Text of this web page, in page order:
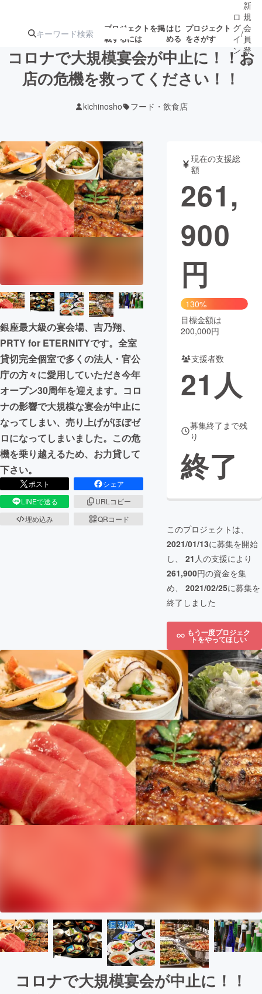
プロジェクトを掲
載するには
はじ
める
プロジェクト
をさがす
ジェクト
募集終了が近いプ
ロジェクト
アート・写真 音楽
テクノロジー・ガジェット ゲーム・サ
映像・映画
まちづくり・地域活性化
CAMPFIRE for Social Good
CAMPFIRE Creation
CAMPFIREふるさと納税machi-ya コミュニティ
ロ
グ
イ
ン
/
新
規
会
員
登
録
コロナで大規模宴会が中止に！！お
店の危機を救ってください！！
kichinosho フード・飲食店
銀座最大級の宴会場、吉乃翔、
PRTY for ETERNITYです。全室
貸切完全個室で多くの法人・官公
庁の方々に愛用していただき今年
オープン30周年を迎えます。コロ
ナの影響で大規模な宴会が中止に
なってしまい、売り上げがほぼゼ
ロになってしまいました。この危
機を乗り越えるため、お力貸して
下さい。
ポスト
シェア
LINEで送る
URLコピー
埋め込み
QRコード
現在の支援総
額
261,
900
円
130%
目標金額は
200,000円
支援者数
21 人
募集終了まで残
り
終了
このプロジェクトは、
2021/01/13に募集を開始
し、 21 人の支援により
261,900円の資金を集
め、 2021/02/25に募集を
終了しました
もう一度プロジェク
トをやってほしい
コロナで大規模宴会が中止に！！